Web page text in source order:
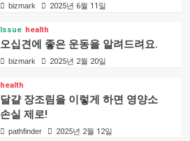
bizmark 2025년 6월 11일
Issue health
오십견에 좋은 운동을 알려드려요.
bizmark 2025년 2월 20일
health
달걀 장조림을 이렇게 하면 영양소
손실 제로!
pathfinder 2025년 2월 12일